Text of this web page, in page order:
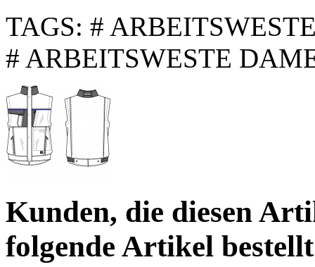
TAGS: #
# ARBEITSWESTE
Kunden, die diesen
folgende Artikel